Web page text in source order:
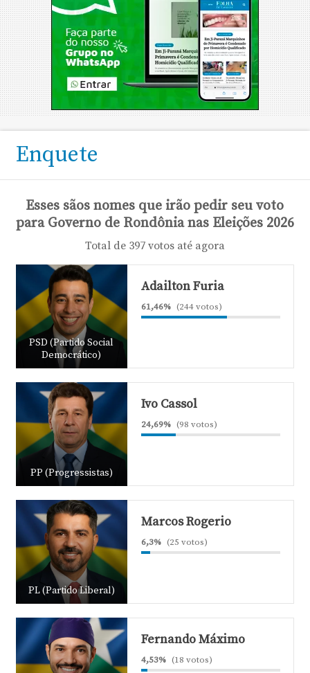
Enquete
Esses sãos nomes que irão pedir seu voto
para Governo de Rondônia nas Eleições 2026
Total de 397 votos até agora
PSD (Partido Social
Democrático)
Adailton Furia
61,46% (244 votos)
PP (Progressistas)
Ivo Cassol
24,69% (98 votos)
PL (Partido Liberal)
Marcos Rogerio
6,3% (25 votos)
Fernando Máximo
4,53% (18 votos)